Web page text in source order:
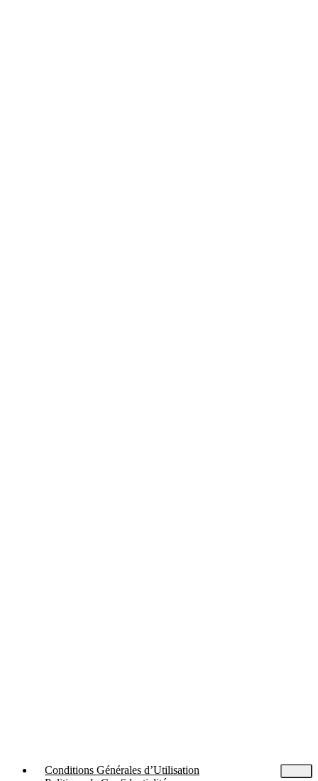
Conditions Générales d’Utilisation